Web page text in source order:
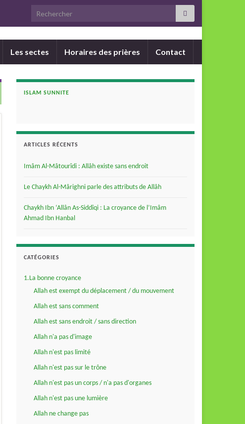
Search for:
Les sectes Horaires des prières Contact
ISLAM SUNNITE
ARTICLES RÉCENTS
Imâm Al-Mâtourîdi : Allâh existe sans endroit
Le Chaykh Al-Mârighni parle des attributs de Allâh
Chaykh Ibn ‘Allân As-Siddîqi : La croyance de l’Imâm
Ahmad Ibn Hanbal
CATÉGORIES
1.La bonne croyance
Allah est exempt du déplacement / du mouvement
Allah est sans comment
Allah est sans endroit / sans direction
Allah n'a pas d'image
Allah n'est pas limité
Allah n'est pas sur le trône
Allah n'est pas un corps / n'a pas d'organes
Allah n'est pas une lumière
Allah ne change pas